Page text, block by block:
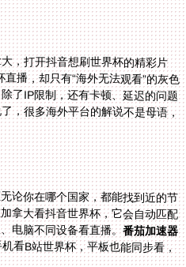
，打开抖音想刷世界杯的精彩片
，却只有“海外无法观看”的灰色
IP限制，还有卡顿、延迟的问题
很多海外平台的解说不是母语，
论你在哪个国家，都能找到近的节
拿大看抖音世界杯，它会自动匹配
电脑不同设备看直播。番茄加速器
看B站世界杯，平板也能同步看，